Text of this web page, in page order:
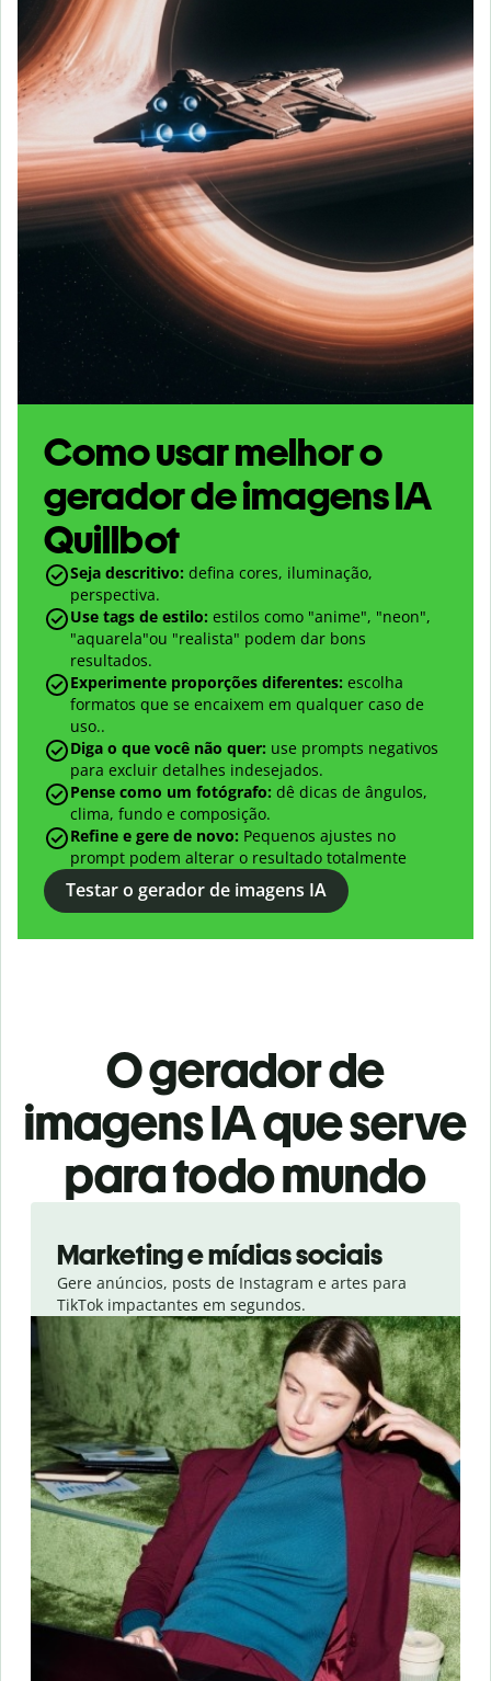
Como usar melhor o
gerador de imagens IA
Quillbot
Seja descritivo: defina cores, iluminação,
perspectiva.
Use tags de estilo: estilos como "anime", "neon",
"aquarela"ou "realista" podem dar bons
resultados.
Experimente proporções diferentes: escolha
formatos que se encaixem em qualquer caso de
uso..
Diga o que você não quer: use prompts negativos
para excluir detalhes indesejados.
Pense como um fotógrafo: dê dicas de ângulos,
clima, fundo e composição.
Refine e gere de novo: Pequenos ajustes no
prompt podem alterar o resultado totalmente
Testar o gerador de imagens IA
O gerador de
imagens IA que serve
para todo mundo
Marketing e mídias sociais
Gere anúncios, posts de Instagram e artes para
TikTok impactantes em segundos.